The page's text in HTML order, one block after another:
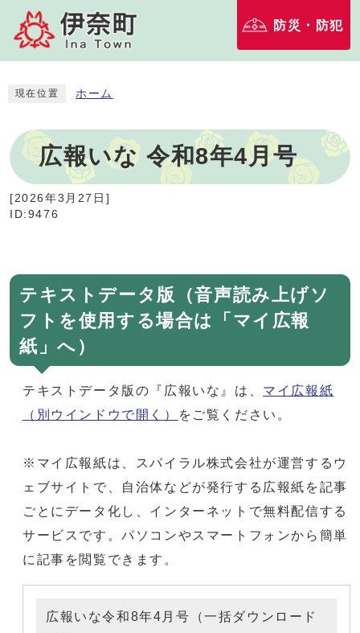
防災・防犯
現在位置 ホーム
広報いな 令和8年4月号
[2026年3月27日 ]
ID:9476
テキストデータ版（音声読み上げソ
フトを使用する場合は「マイ広報
紙」へ）
テキストデータ版の『広報いな』は、 マイ広報紙
（別ウインドウで開く）
をご覧ください。
※マイ広報紙は、スパイラル株式会社が運営するウ
ェブサイトで、自治体などが発行する広報紙を記事
ごとにデータ化し、インターネットで無料配信する
サービスです。パソコンやスマートフォンから簡単
に記事を閲覧できます。
広報いな令和8年4月号（一括ダウンロード